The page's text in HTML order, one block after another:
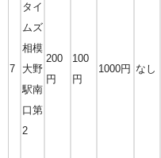
7
タイ
ムズ
相模
大野
駅南
口第
2
200
円
100
円
1000円 なし